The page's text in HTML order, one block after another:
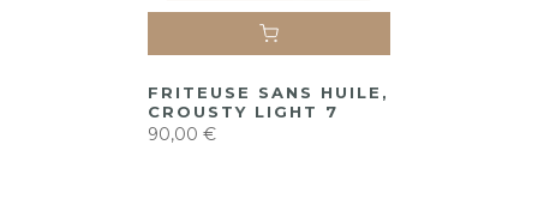
FRITEUSE SANS HUILE,
CROUSTY LIGHT 7
90,00 €